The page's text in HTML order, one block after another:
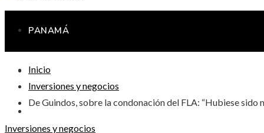
PANAMÁ
INVERSIONES Y NEGOCIOS
Inicio
Inversiones y negocios
De Guindos, sobre la condonación del FLA: “Hubiese
Inversiones y negocios